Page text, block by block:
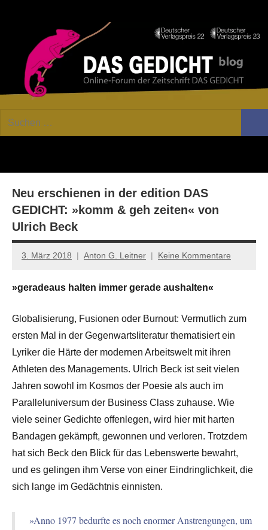
GEDICHT
Forum
von
Lyrik,
Essay
Suchen
Neu erschienen in der edition DAS
GEDICHT: »komm & geh zeiten« von
Ulrich Beck
3. März 2018 Anton G. Leitner Keine Kommentare
»geradeaus halten immer gerade aushalten«
Globalisierung, Fusionen oder Burnout: Vermutlich zum
ersten Mal in der Gegenwartsliteratur thematisiert ein
Lyriker die Härte der modernen Arbeitswelt mit ihren
Athleten des Managements. Ulrich Beck ist seit vielen
Jahren sowohl im Kosmos der Poesie als auch im
Paralleluniversum der Business Class zuhause. Wie
viele seiner Gedichte offenlegen, wird hier mit harten
Bandagen gekämpft, gewonnen und verloren. Trotzdem
hat sich Beck den Blick für das Lebenswerte bewahrt,
und es gelingen ihm Verse von einer Eindringlichkeit, die
sich lange im Gedächtnis einnisten.
»Anno 1977 bedurfte es noch enormer Anstrengungen, um